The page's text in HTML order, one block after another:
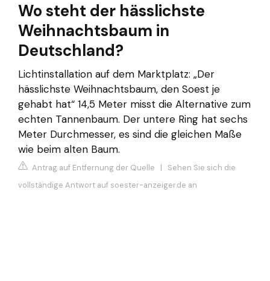
Wo steht der hässlichste
Weihnachtsbaum in
Deutschland?
Lichtinstallation auf dem Marktplatz: „Der
hässlichste Weihnachtsbaum, den Soest je
gehabt hat“ 14,5 Meter misst die Alternative zum
echten Tannenbaum. Der untere Ring hat sechs
Meter Durchmesser, es sind die gleichen Maße
wie beim alten Baum.
Antrag auf Entfernung der Quelle | Sehen Sie sich die
vollständige Antwort auf soester-anzeiger.de an